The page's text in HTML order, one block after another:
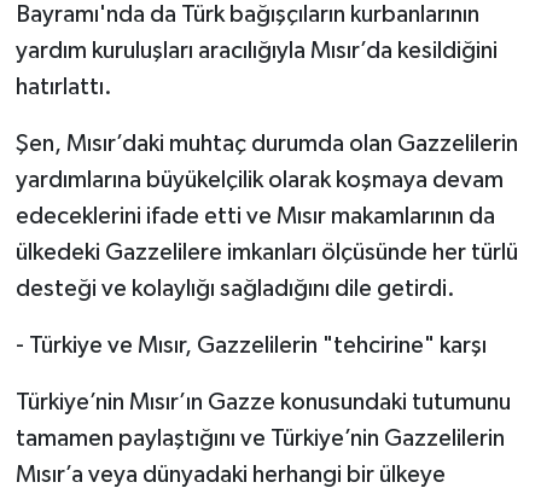
Bayramı'nda da Türk bağışçıların kurbanlarının
yardım kuruluşları aracılığıyla Mısır’da kesildiğini
hatırlattı.
Şen, Mısır’daki muhtaç durumda olan Gazzelilerin
yardımlarına büyükelçilik olarak koşmaya devam
edeceklerini ifade etti ve Mısır makamlarının da
ülkedeki Gazzelilere imkanları ölçüsünde her türlü
desteği ve kolaylığı sağladığını dile getirdi.
- Türkiye ve Mısır, Gazzelilerin "tehcirine" karşı
Türkiye’nin Mısır’ın Gazze konusundaki tutumunu
tamamen paylaştığını ve Türkiye’nin Gazzelilerin
Mısır’a veya dünyadaki herhangi bir ülkeye